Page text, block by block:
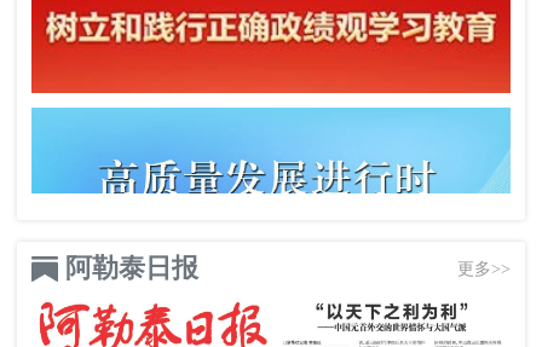
阿勒泰日报 更多>>